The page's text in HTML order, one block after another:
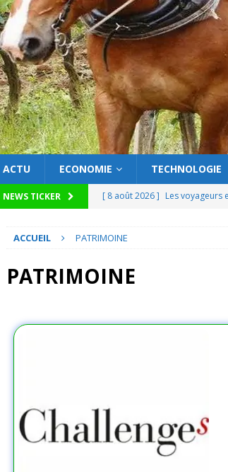
ACTU ECONOMIE TECHNOLOGIE
NEWS TICKER [ 8 août 2026 ] Ces 7 gestes
[ 8 août 2026 ]
cancer à 68 ans
Hébergement
[ 8 août 2026 ]
Les
DIVERS
ACCUEIL PATRIMOINE
PATRIMOINE